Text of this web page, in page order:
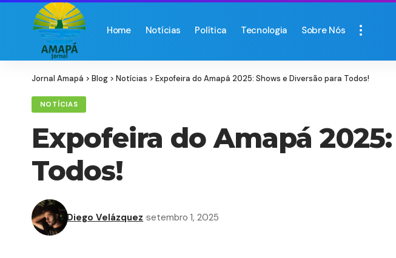
Home Notícias Política Tecnologia Sobre Nós
Jornal Amapá > Blog > Notícias > Expofeira do Amapá 2025: Shows e Diversão para Todos!
NOTÍCIAS
Expofeira do Amapá
Todos!
Diego Velázquez setembro 1, 2025